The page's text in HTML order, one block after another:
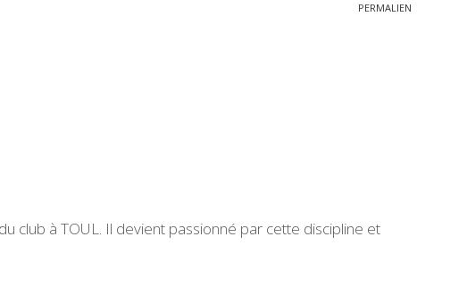
PERMALIEN
club à TOUL. Il devient passionné par cette discipline et